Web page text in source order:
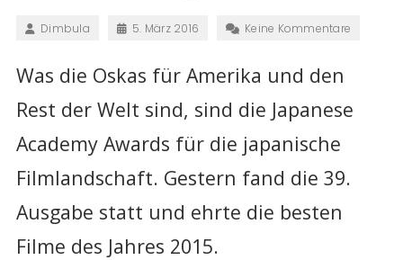
Dimbula 5. März 2016 Keine Kommentare
Was die Oskas für Amerika und den
Rest der Welt sind, sind die Japanese
Academy Awards für die japanische
Filmlandschaft. Gestern fand die 39.
Ausgabe statt und ehrte die besten
Filme des Jahres 2015.